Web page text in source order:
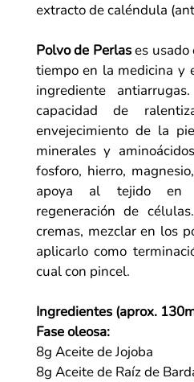
extracto de caléndula
Polvo de Perlases usado
tiempo en la medicina y
ingrediente
capacidad de
envejecimiento de la
minerales y
fosforo, hierro,
apoya al tejido en
regeneración de
cremas, mezclar en los
aplicarlo como
cual con pincel.
Ingredientes (aprox.
Fase oleosa:
8g Aceite de Jojoba
8g Aceite de Raíz de